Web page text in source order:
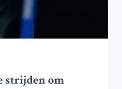
strijden om